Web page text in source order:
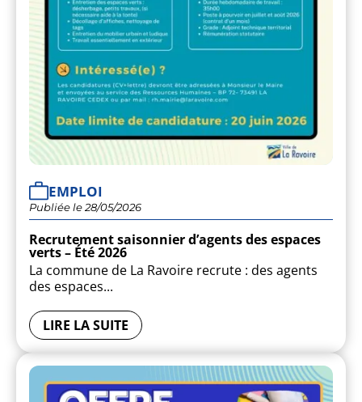
ORGANISATION
CITOYENNETÉ
EMPLOI
Publiée le 28/05/2026
Recrutement saisonnier d’agents des espaces
verts – Été 2026
La commune de La Ravoire recrute : des agents
des espaces...
LIRE LA SUITE